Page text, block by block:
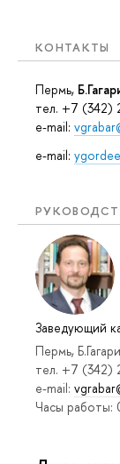
КОНТАКТЫ
Пермь,
тел. +7 (342)
e-mail:
e-mail:
Заведующий
Пермь,
тел. +7 (342)
e-mail:
Часы работы: